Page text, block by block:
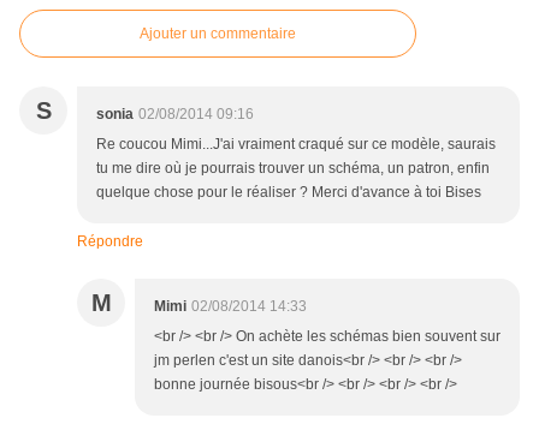
Ajouter un commentaire
S sonia 02/08/2014 09:16
Re coucou Mimi...J'ai vraiment craqué sur ce modèle, saurais
tu me dire où je pourrais trouver un schéma, un patron, enfin
quelque chose pour le réaliser ? Merci d'avance à toi Bises
Répondre
M Mimi 02/08/2014 14:33
<br /> <br /> On achète les schémas bien souvent sur
jm perlen c'est un site danois<br /> <br /> <br />
bonne journée bisous<br /> <br /> <br /> <br />